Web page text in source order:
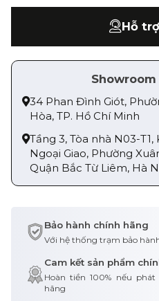
Hỗ
34 Phan Đình Giót,
Hòa, TP. Hồ Chí Minh
Tầng 3, Tòa nhà N03-
Ngoại Giao, Phường
Quận Bắc Từ Liêm, Hà
Bảo hành chính hãng
Với hệ thống trạm bảo
Cam kết sản phẩm
Hoàn tiền 100% nếu
hãng